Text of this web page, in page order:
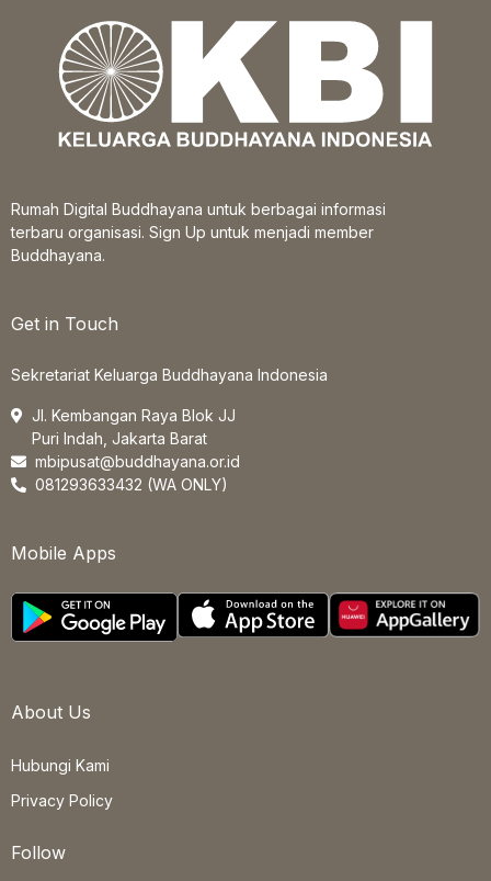
Rumah Digital Buddhayana untuk berbagai informasi
terbaru organisasi. Sign Up untuk menjadi member
Buddhayana.
Get in Touch
Sekretariat Keluarga Buddhayana Indonesia
Jl. Kembangan Raya Blok JJ
Puri Indah, Jakarta Barat
mbipusat@buddhayana.or.id
081293633432 (WA ONLY)
Mobile Apps
About Us
Hubungi Kami
Privacy Policy
Follow